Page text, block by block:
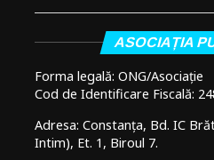
ASOCIAȚIA
Forma legală: ONG/Asociație
Cod de Identificare Fiscală:
Adresa: Constanța, Bd. IC
Intim), Et. 1, Biroul 7.